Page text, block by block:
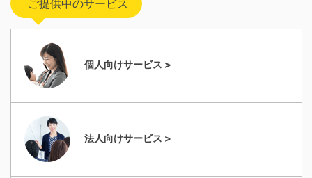
ご提供中のサービス
個人向けサービス >
法人向けサービス >